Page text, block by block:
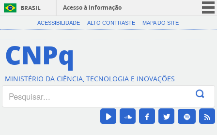
BRASIL
Acesso à informação
CORONAVÍRUS (COVID-19)
Canais
ACESSIBILIDADE ALTO CONTRASTE MAPA DO SITE
CNPq
MINISTÉRIO DA CIÊNCIA, TECNOLOGIA E INOVAÇÕES